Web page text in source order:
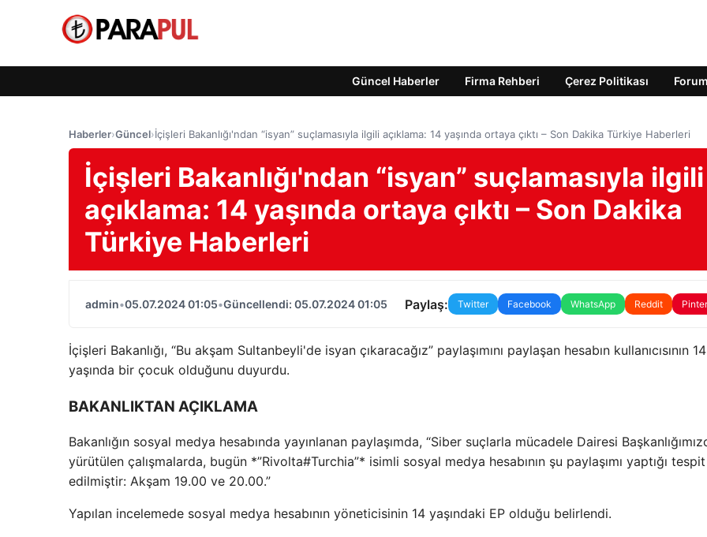
Güncel Haberler Firma Rehberi Çerez Politikası Forum
Haberler›Güncel›İçişleri Bakanlığı'ndan “isyan” suçlamasıyla ilgili açıklama: 14 yaşında ortaya çıktı – Son Dakika Türkiye Haberleri
İçişleri Bakanlığı'ndan “isyan” suçlamasıyla ilgili
açıklama: 14 yaşında ortaya çıktı – Son Dakika
Türkiye Haberleri
admin•05.07.2024 01:05•Güncellendi: 05.07.2024 01:05 Paylaş: Twitter Facebook WhatsApp Reddit
İçişleri Bakanlığı, “Bu akşam Sultanbeyli'de isyan çıkaracağız” paylaşımını paylaşan hesabın kullanıcısının 14
yaşında bir çocuk olduğunu duyurdu.
BAKANLIKTAN AÇIKLAMA
Bakanlığın sosyal medya hesabında yayınlanan paylaşımda, “Siber suçlarla mücadele Dairesi
yürütülen çalışmalarda, bugün *”Rivolta#Turchia”* isimli sosyal medya hesabının şu paylaşımı yaptığı tespit
edilmiştir: Akşam 19.00 ve 20.00.”
Yapılan incelemede sosyal medya hesabının yöneticisinin 14 yaşındaki EP olduğu belirlendi.